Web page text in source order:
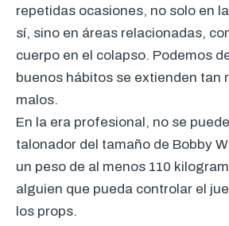
repetidas ocasiones, no solo en
sí, sino en áreas relacionadas,
cuerpo en el colapso. Podemos
buenos hábitos se extienden tan
malos.
En la era profesional, no se
talonador del tamaño de Bobby
un peso de al menos 110
alguien que pueda controlar el
los props.